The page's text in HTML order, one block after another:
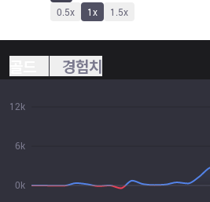
0.5x 1x 1.5x
경험치
0k
6k
12k